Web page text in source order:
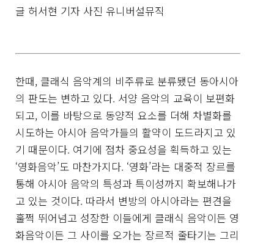
글 허서현 기자 사진 유니버설뮤직
한때, 클래식 음악계의 비주류로 분류됐던 동아시아
의 판도는 변하고 있다. 서양 음악의 교육이 보편화
되고, 이를 바탕으로 동양적 요소를 더해 차별화를
시도하는 아시아 음악가들의 활약이 도드라지고 있
기 때문이다. 여기에 점차 중요성을 획득하고 있는
‘영화음악’도 마찬가지다. ‘영화’라는 대중적 장르를
통해 아시아 음악의 특성과 특이성까지 확보해나가
고 있는 것이다. 따라서 변방의 아시아라는 편견을
훌쩍 뛰어넘고 성장한 이들에게 클래식 음악이든 영
화음악이든 그 사이를 오가는 장르적 줄타기는 그리